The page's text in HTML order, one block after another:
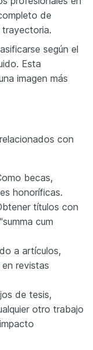
de
según el
Esta
imagen más
con
becas,
honoríficas.
títulos con
cum
a artículos,
revistas
de tesis,
otro trabajo